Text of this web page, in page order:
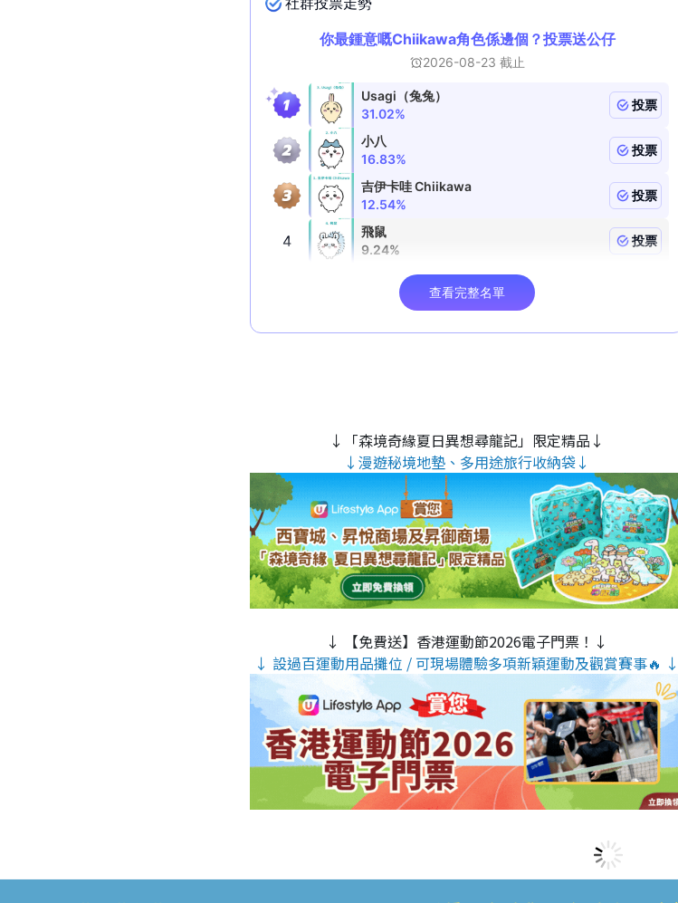
↓「森境奇緣夏日異想尋龍記」限定精品↓
↓漫遊秘境地墊、多用途旅行收納袋↓
↓ 【免費送】香港運動節2026電子門票！↓
↓ 設過百運動用品攤位 / 可現場體驗多項新穎運動及觀賞賽事🔥 ↓